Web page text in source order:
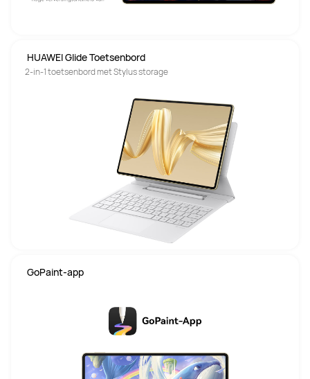
HUAWEI Glide Toetsenbord
2-in-1 toetsenbord met Stylus storage
GoPaint-app